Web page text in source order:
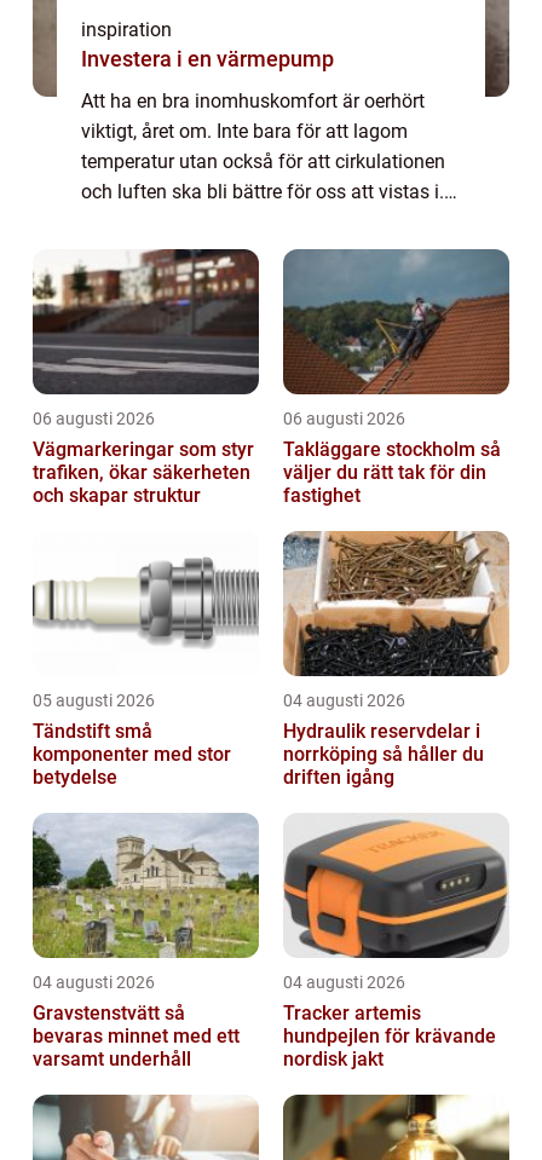
inspiration
Investera i en värmepump
Att ha en bra inomhuskomfort är oerhört
viktigt, året om. Inte bara för att lagom
temperatur utan också för att cirkulationen
och luften ska bli bättre för oss att vistas i.
uppvärmningsalternativ idag. Många har
direktverkand...
06 augusti 2026
Vägmarkeringar som styr
trafiken, ökar säkerheten
och skapar struktur
06 augusti 2026
Takläggare stockholm så
väljer du rätt tak för din
fastighet
05 augusti 2026
Tändstift små
komponenter med stor
betydelse
04 augusti 2026
Hydraulik reservdelar i
norrköping så håller du
driften igång
04 augusti 2026
Gravstenstvätt så
bevaras minnet med ett
varsamt underhåll
04 augusti 2026
Tracker artemis
hundpejlen för krävande
nordisk jakt